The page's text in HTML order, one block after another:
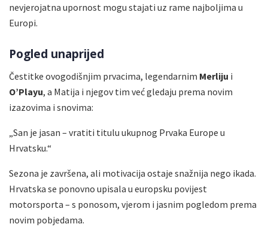
nevjerojatna upornost mogu stajati uz rame najboljima u
Europi.
Pogled unaprijed
Čestitke ovogodišnjim prvacima, legendarnim Merliju i
O’Playu, a Matija i njegov tim već gledaju prema novim
izazovima i snovima:
„San je jasan – vratiti titulu ukupnog Prvaka Europe u
Hrvatsku.“
Sezona je završena, ali motivacija ostaje snažnija nego ikada.
Hrvatska se ponovno upisala u europsku povijest
motorsporta – s ponosom, vjerom i jasnim pogledom prema
novim pobjedama.